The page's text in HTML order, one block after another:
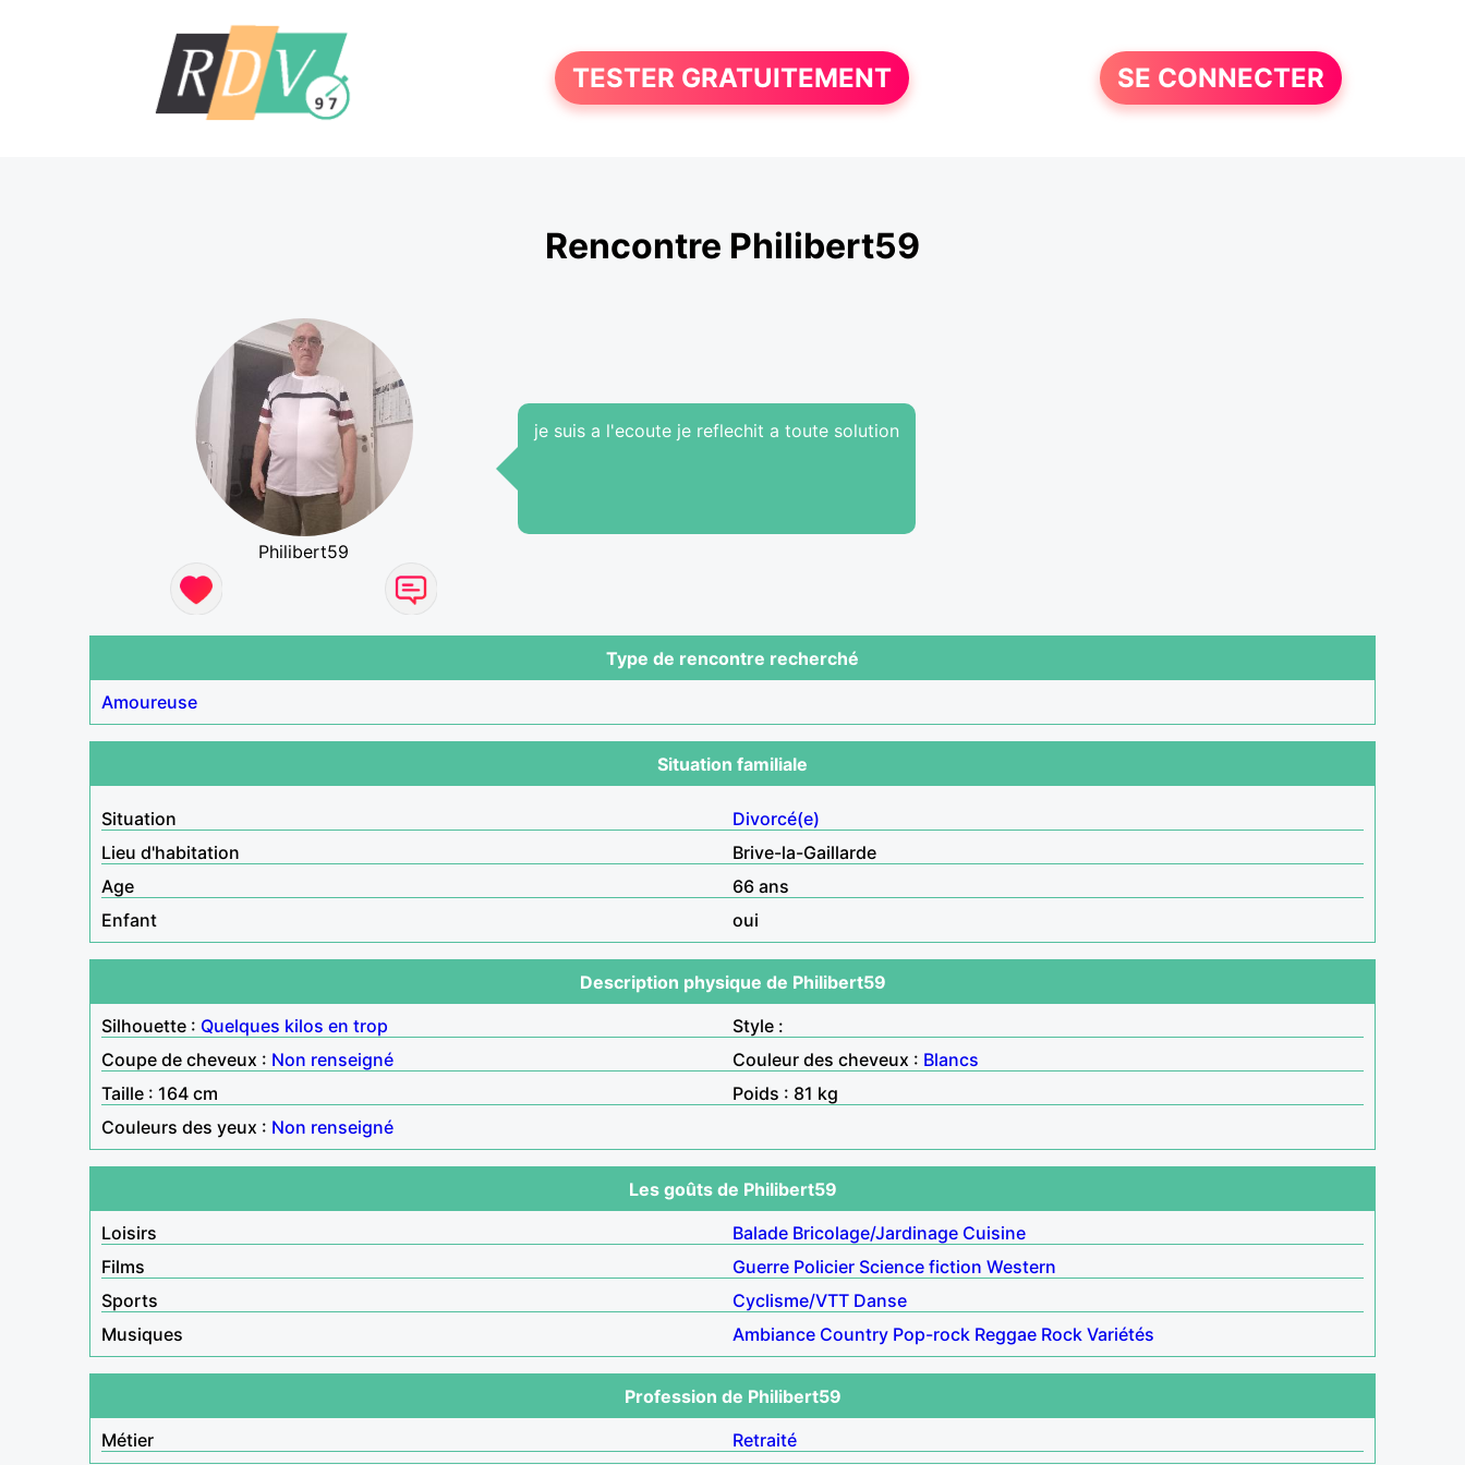
TESTER GRATUITEMENT SE CONNECTER
Rencontre Philibert59
Philibert59
je suis a l'ecoute je reflechit a toute solution
Type de rencontre recherché
Amoureuse
Situation familiale
Situation
Divorcé(e)
Lieu d'habitation
Brive-la-Gaillarde
Age
66 ans
Enfant
oui
Description physique de Philibert59
Silhouette : Quelques kilos en trop
Style :
Coupe de cheveux : Non renseigné Couleur des cheveux : Blancs
Taille : 164 cm
Poids : 81 kg
Couleurs des yeux : Non renseigné
Les goûts de Philibert59
Loisirs
Balade Bricolage/Jardinage Cuisine
Films
Guerre Policier Science fiction Western
Sports
Cyclisme/VTT Danse
Musiques
Ambiance Country Pop-rock Reggae Rock Variétés
Profession de Philibert59
Métier
Retraité